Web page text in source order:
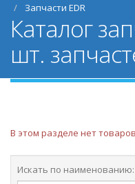
Запчасти EDR
Каталог
шт.
В этом разделе нет товаров
Искать по наименованию: